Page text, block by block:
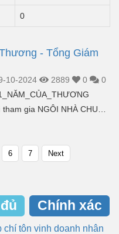
0
- Tổng Giám
10-2024 2889 0
0
gia NGÔI NHÀ CHUNG
6 7 Next
Chính xác
chí tôn vinh doanh nhân